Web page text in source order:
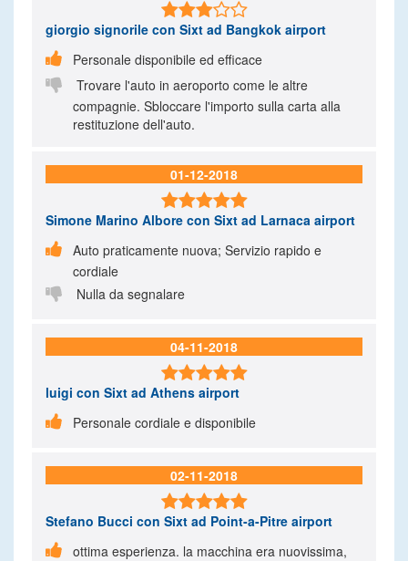

giorgio signorile con Sixt ad Bangkok airport

Personale disponibile ed efficace

Trovare l'auto in aeroporto come le altre
compagnie. Sbloccare l'importo sulla carta alla
restituzione dell'auto.
01-12-2018

Simone Marino Albore con Sixt ad Larnaca airport
 Auto praticamente nuova; Servizio rapido e
cordiale

Nulla da segnalare
04-11-2018

luigi con Sixt ad Athens airport

Personale cordiale e disponibile
02-11-2018

Stefano Bucci con Sixt ad Point-a-Pitre airport
 ottima esperienza. la macchina era nuovissima,